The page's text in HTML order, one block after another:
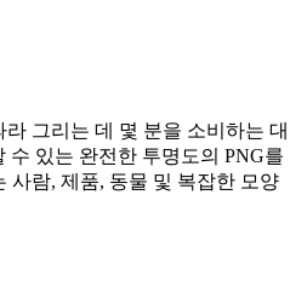
그리는 데 몇 분을 소비하는 대
수 있는 완전한 투명도의 PNG를
사람, 제품, 동물 및 복잡한 모양